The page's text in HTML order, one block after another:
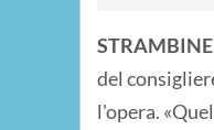
del
l'opera.